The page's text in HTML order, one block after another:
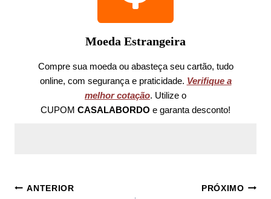
Moeda Estrangeira
Compre sua moeda ou abasteça seu cartão, tudo
online, com segurança e praticidade. Verifique a
melhor cotação. Utilize o
CUPOM CASALABORDO e garanta desconto!
Navegação
ANTERIOR PRÓXIMO